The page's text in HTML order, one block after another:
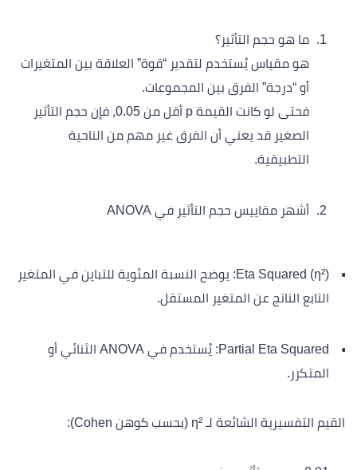
ما هو حجم التأثير؟
هو مقياس يُستخدم لتقدير “قوة” العلاقة بين المتغيرات
أو “درجة” الفرق بين المجموعات.
فحتى لو كانت القيمة p أقل من 0.05، فإن حجم التأثير
الصغير قد يعني أن الفرق غير مهم من الناحية
التطبيقية.
أشهر مقاييس حجم التأثير في ANOVA
Eta Squared (η²): يوضح النسبة المئوية للتباين في المتغير
التابع الناتج عن المتغير المستقل.
Partial Eta Squared: يُستخدم في ANOVA الثنائي أو
المتكرر.
القيم التفسيرية الشائعة لـ η² (بحسب كوهن Cohen):